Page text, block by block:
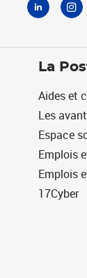
La
Aides et
Les
Espace
Emplois
Emplois
17Cyber